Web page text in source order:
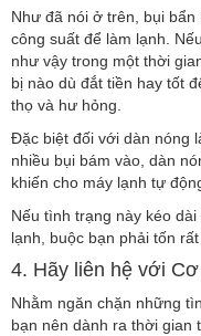
Như đã nói ở trên, bụi
công suất để làm lạnh.
như vậy trong một thời
bị nào dù đắt tiền hay tốt
thọ và hư hỏng.
Đặc biệt đối với dàn nóng
nhiều bụi bám vào, dàn
khiến cho máy lạnh tự
Nếu tình trạng này kéo
lạnh, buộc bạn phải tốn
4. Hãy liên hệ với
Nhằm ngăn chặn những
bạn nên dành ra thời gian